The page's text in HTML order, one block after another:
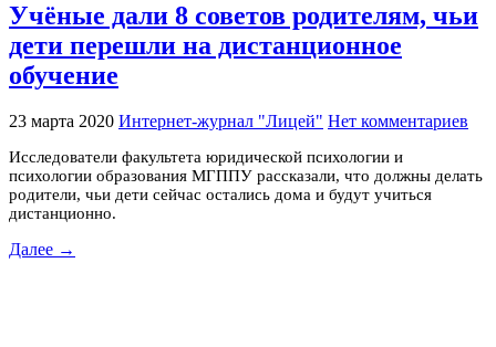
Учёные дали 8 советов родителям, чьи
дети перешли на дистанционное
обучение
23 марта 2020 Интернет-журнал "Лицей" Нет комментариев
Исследователи факультета юридической психологии и
психологии образования МГППУ рассказали, что должны делать
родители, чьи дети сейчас остались дома и будут учиться
дистанционно.
Далее →